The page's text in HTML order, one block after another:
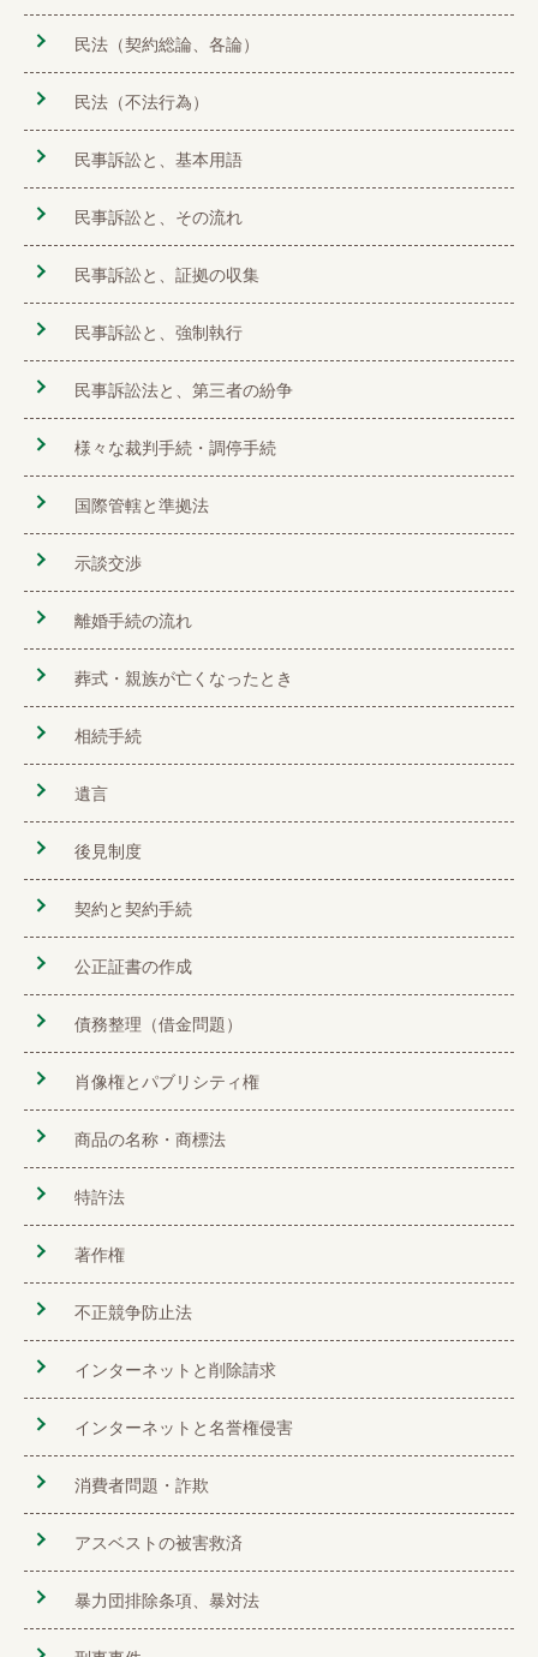
民法（契約総論、各論）
民法（不法行為）
民事訴訟と、基本用語
民事訴訟と、その流れ
民事訴訟と、証拠の収集
民事訴訟と、強制執行
民事訴訟法と、第三者の紛争
様々な裁判手続・調停手続
国際管轄と準拠法
示談交渉
離婚手続の流れ
葬式・親族が亡くなったとき
相続手続
遺言
後見制度
契約と契約手続
公正証書の作成
債務整理（借金問題）
肖像権とパブリシティ権
商品の名称・商標法
特許法
著作権
不正競争防止法
インターネットと削除請求
インターネットと名誉権侵害
消費者問題・詐欺
アスベストの被害救済
暴力団排除条項、暴対法